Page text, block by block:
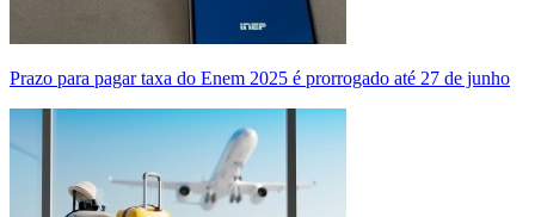
Prazo para pagar taxa do Enem 2025 é prorrogado até 27 de junho